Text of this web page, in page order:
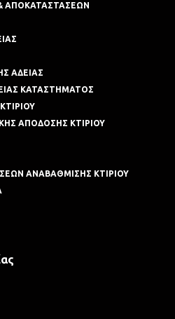
ΑΠΟΚΑΤΑΣΤΑΣΕΩΝ
ΑΔΕΙΑΣ
ΚΑΤΑΣΤΗΜΑΤΟΣ
ΑΠΟΔΟΣΗΣ ΚΤΙΡΙΟΥ
ΑΝΑΒΑΘΜΙΣΗΣ ΚΤΙΡΙΟΥ